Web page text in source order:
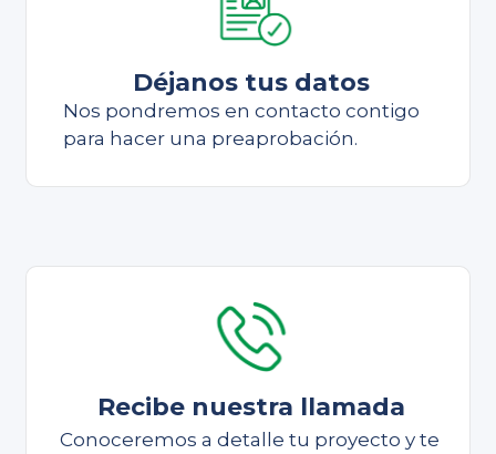
Déjanos tus datos
Nos pondremos en contacto contigo
para hacer una preaprobación.
Recibe nuestra llamada
Conoceremos a detalle tu proyecto y te